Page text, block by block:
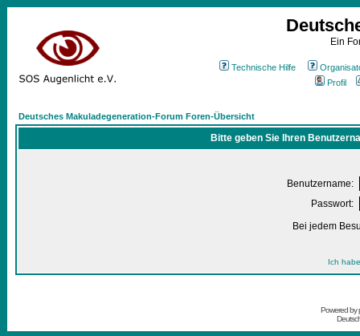
Ein
Technische Hilfe
Profil
Deutsches Makuladegeneration-Forum Foren-Übersicht
Bitte geben Sie Ihren
Benutzername:
Passwort:
Bei jedem
Ich
Powered by